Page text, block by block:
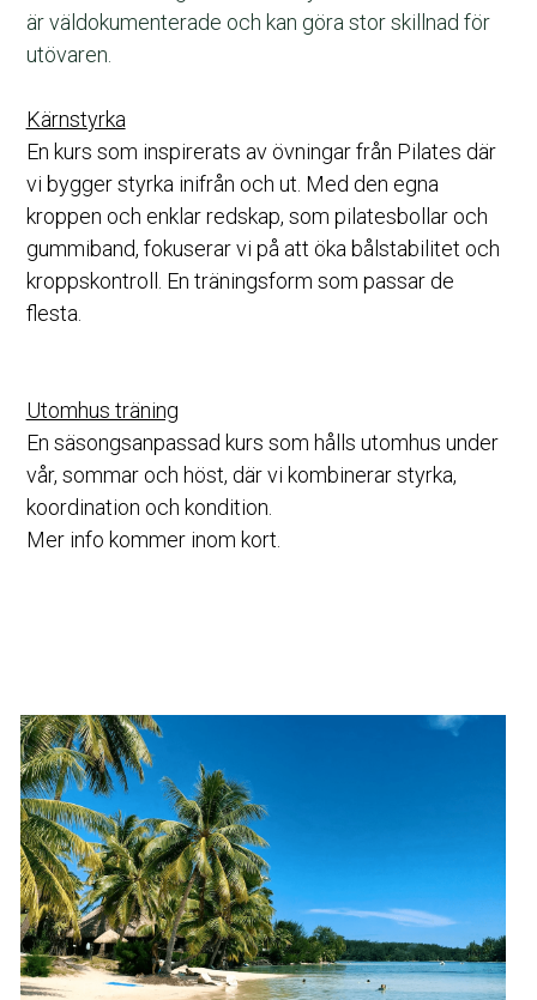
är väldokumenterade och kan göra stor skillnad för
utövaren.
Kärnstyrka
En kurs som inspirerats av övningar från Pilates där
vi bygger styrka inifrån och ut. Med den egna
kroppen och enklar redskap, som pilatesbollar och
gummiband, fokuserar vi på att öka bålstabilitet och
kroppskontroll. En träningsform som passar de
flesta.
Utomhus träning
En säsongsanpassad kurs som hålls utomhus under
vår, sommar och höst, där vi kombinerar styrka,
koordination och kondition.
Mer info kommer inom kort.